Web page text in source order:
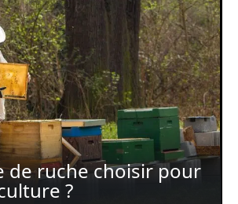
de ruche choisir pour
?